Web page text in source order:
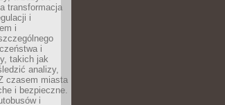
transformacja
i
i
i
takich jak
analizy,
czasem miasta
i bezpieczne.
i